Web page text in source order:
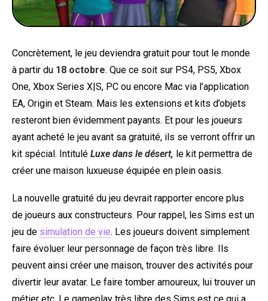
Concrètement, le jeu deviendra gratuit pour tout le monde
à partir du 18 octobre. Que ce soit sur PS4, PS5, Xbox
One, Xbox Series X|S, PC ou encore Mac via l’application
EA, Origin et Steam. Mais les extensions et kits d’objets
resteront bien évidemment payants. Et pour les joueurs
ayant acheté le jeu avant sa gratuité, ils se verront offrir un
kit spécial. Intitulé Luxe dans le désert, le kit permettra de
créer une maison luxueuse équipée en plein oasis.
La nouvelle gratuité du jeu devrait rapporter encore plus
de joueurs aux constructeurs. Pour rappel, les Sims est un
jeu de simulation de vie. Les joueurs doivent simplement
faire évoluer leur personnage de façon très libre. Ils
peuvent ainsi créer une maison, trouver des activités pour
divertir leur avatar. Le faire tomber amoureux, lui trouver un
métier etc. Le gameplay très libre des Sims est ce qui a